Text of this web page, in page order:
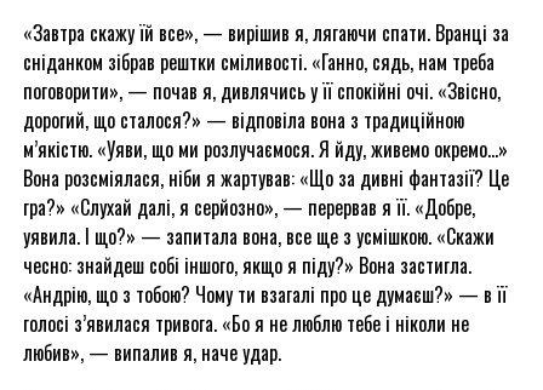
«Завтра скажу їй все», — вирішив я, лягаючи спати. Вранці за
сніданком зібрав рештки сміливості. «Ганно, сядь, нам треба
поговорити», — почав я, дивлячись у її спокійні очі. «Звісно,
дорогий, що сталося?» — відповіла вона з традиційною
м’якістю. «Уяви, що ми розлучаємося. Я йду, живемо окремо…»
Вона розсміялася, ніби я жартував: «Що за дивні фантазії? Це
гра?» «Слухай далі, я серйозно», — перервав я її. «Добре,
уявила. І що?» — запитала вона, все ще з усмішкою. «Скажи
чесно: знайдеш собі іншого, якщо я піду?» Вона застигла.
«Андрію, що з тобою? Чому ти взагалі про це думаєш?» — в її
голосі з’явилася тривога. «Бо я не люблю тебе і ніколи не
любив», — випалив я, наче удар.